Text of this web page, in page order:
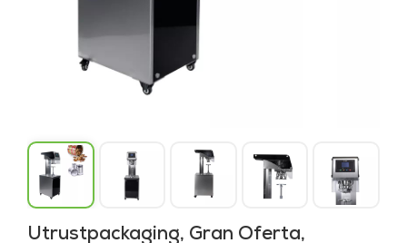
Utrustpackaging, Gran Oferta,